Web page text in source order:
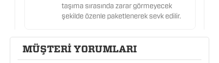
taşıma sırasında zarar görmeyecek
şekilde özenle paketlenerek sevk edilir.
MÜŞTERİ YORUMLARI